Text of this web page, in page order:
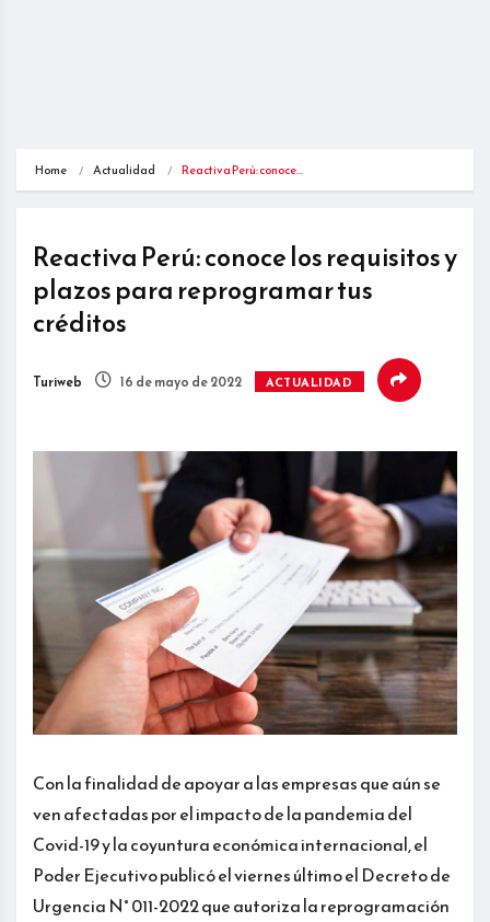
Home Actualidad Reactiva Perú: conoce…
Reactiva Perú: conoce los requisitos y
plazos para reprogramar tus
créditos
Turiweb 16 de mayo de 2022 ACTUALIDAD
Con la finalidad de apoyar a las empresas que aún se
ven afectadas por el impacto de la pandemia del
Covid-19 y la coyuntura económica internacional, el
Poder Ejecutivo publicó el viernes último el Decreto de
Urgencia N° 011-2022 que autoriza la reprogramación